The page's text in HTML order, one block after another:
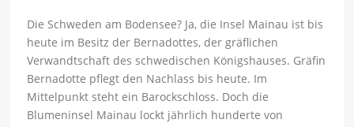
Die Schweden am Bodensee? Ja, die Insel Mainau ist bis
heute im Besitz der Bernadottes, der gräflichen
Verwandtschaft des schwedischen Königshauses. Gräfin
Bernadotte pflegt den Nachlass bis heute. Im
Mittelpunkt steht ein Barockschloss. Doch die
Blumeninsel Mainau lockt jährlich hunderte von